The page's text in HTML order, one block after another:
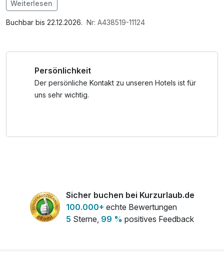
Nutzung / Internetnutzung, ganztägige Nutzung
Wellnessbereich nach check out
Weiterlesen
Buchbar bis 22.12.2026. Nr: A438519-11124
Persönlichkeit
Der persönliche Kontakt zu unseren Hotels ist für
uns sehr wichtig.
Sicher buchen bei Kurzurlaub.de
100.000+ echte Bewertungen
5 Sterne, 99 % positives Feedback